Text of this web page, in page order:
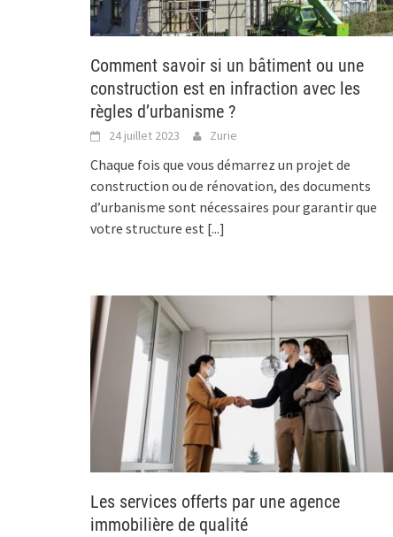
Comment savoir si un bâtiment ou une
construction est en infraction avec les
règles d’urbanisme ?
24 juillet 2023 Zurie
Chaque fois que vous démarrez un projet de
construction ou de rénovation, des documents
d’urbanisme sont nécessaires pour garantir que
votre structure est [...]
Les services offerts par une agence
immobilière de qualité